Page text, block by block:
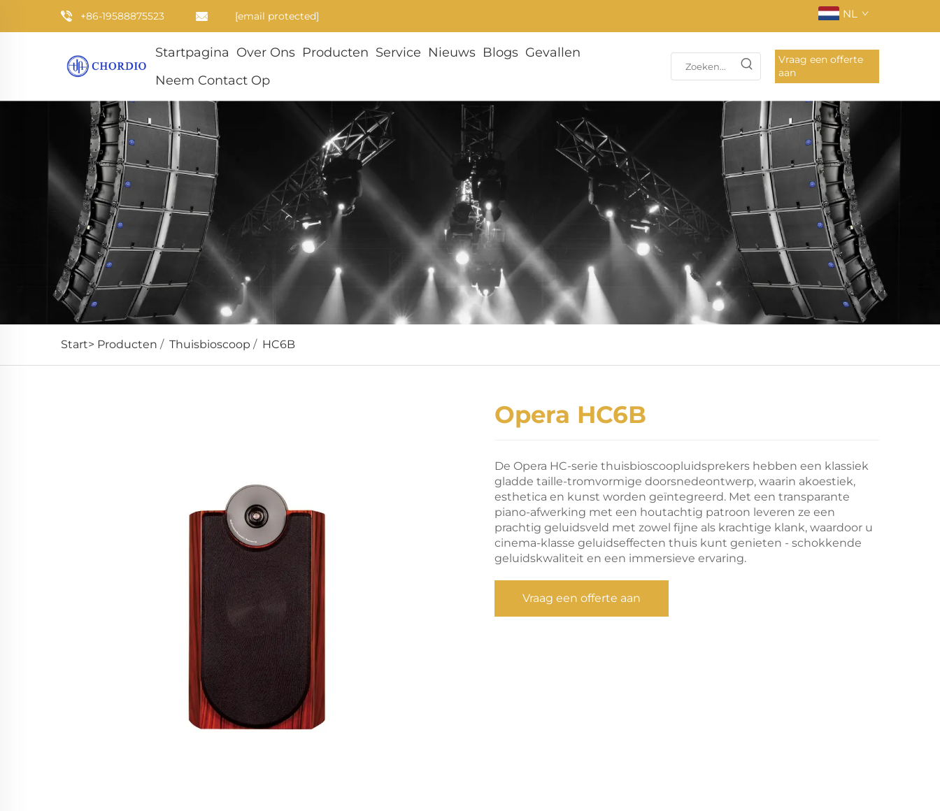
+86-19588875523 [email protected] NL
Startpagina Over Ons Producten Service Nieuws Blogs Gevallen
Neem Contact Op
Vraag een offerte
aan
Start> Producten / Thuisbioscoop / HC6B
Opera HC6B
De Opera HC-serie thuisbioscoopluidsprekers hebben een klassiek
gladde taille-tromvormige doorsnedeontwerp, waarin akoestiek,
esthetica en kunst worden geïntegreerd. Met een transparante
piano-afwerking met een houtachtig patroon leveren ze een
prachtig geluidsveld met zowel fijne als krachtige klank, waardoor u
cinema-klasse geluidseffecten thuis kunt genieten - schokkende
geluidskwaliteit en een immersieve ervaring.
Vraag een offerte aan